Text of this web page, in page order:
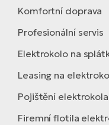
Komfortní doprava
Profesionální servis
Elektrokolo na
Leasing na
Pojištění elektrokola
Firemní flotila